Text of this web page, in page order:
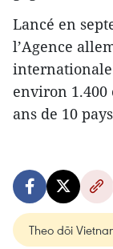
Lancé en
l’Agence
internationale
environ 1.400
ans de 10
Theo dõi